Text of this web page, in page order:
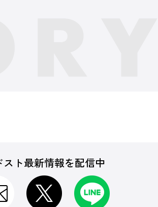
スト最新情報を配信中